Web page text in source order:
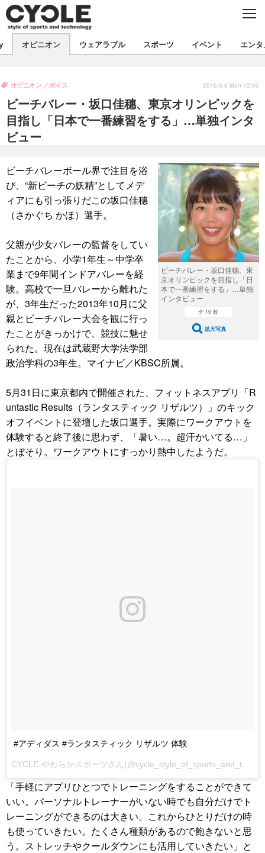
C
製品/用品
衣類
飲食
バックナンバー
コラム
インプレ
ボイス
デバイス
ビジネス
国内
スポーツ
写真
動画
イベント
スポーツ
ツアー
文化
芸能
出版／映画
話題
ファッション
写真
動画
ライフ
社会
政治
オピニオン ウェアラブル スポーツ イベント エンタ
ビーチバレー・坂口佳穗、東京オリンピックを
目指し「日本で一番練習をする」…単独インタ
ビュー
オピニオン ボイス 2016.6.6 Mon 12:00
ビーチバレー・坂口佳穗、東
京オリンピックを目指し「日
本で一番練習をする」…単独
インタビュー
全 16 枚
拡大写真
ビーチバレーボール界で注目を浴
び、“新ビーチの妖精”としてメデ
ィアにも引っ張りだこの坂口佳穗
（さかぐち かほ）選手。
父親が少女バレーの監督をしてい
たことから、小学1年生～中学卒
業まで9年間インドアバレーを経
験。高校で一旦バレーから離れた
が、3年生だった2013年10月に父
親とビーチバレー大会を観に行っ
たことがきっかけで、競技に魅せ
られた。現在は武蔵野大学法学部
政治学科の3年生。マイナビ／KBSC所属。
5月31日に東京都内で開催された、フィットネスアプリ「R
untastic Results（ランタスティック リザルツ）」のキック
オフイベントに登壇した坂口選手。実際にワークアウトを
体験すると終了後に思わず、「暑い…。超汗かいてる…」
とぼそり。ワークアウトにすっかり熱中したようだ。
#アディダス #ランタスティック リザルツ 体験
「手軽にアプリひとつでトレーニングをすることができて
いい。パーソナルトレーナーがいない時でも自分だけでト
レーニングができるのは大きい。これからひとりだけの時
も使っていきたい。たくさん種類があるので飽きないと思
う。ストレッチやクールダウンにも活用していきたい」と